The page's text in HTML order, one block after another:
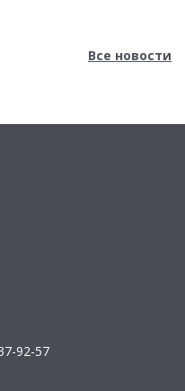
Все новости
92-57